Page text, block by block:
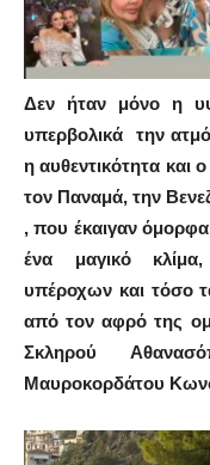
Δεν ήταν μόνο η
υπερβολικά την
η αυθεντικότητα
τον Παναμά, την
, που έκαιγαν όμορφα
ένα μαγικό
υπέροχων και τόσο
από τον αφρό της
Σκληρού
Μαυροκορδάτου